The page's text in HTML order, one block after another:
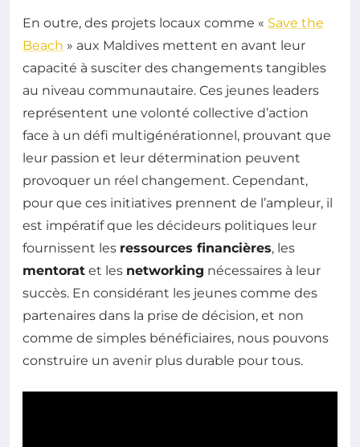
En outre, des projets locaux comme « Save the
Beach » aux Maldives mettent en avant leur
capacité à susciter des changements tangibles
au niveau communautaire. Ces jeunes leaders
représentent une volonté collective d’action
face à un défi multigénérationnel, prouvant que
leur passion et leur détermination peuvent
provoquer un réel changement. Cependant,
pour que ces initiatives prennent de l’ampleur, il
est impératif que les décideurs politiques leur
fournissent les ressources financières, les
mentorat et les networking nécessaires à leur
succès. En considérant les jeunes comme des
partenaires dans la prise de décision, et non
comme de simples bénéficiaires, nous pouvons
construire un avenir plus durable pour tous.